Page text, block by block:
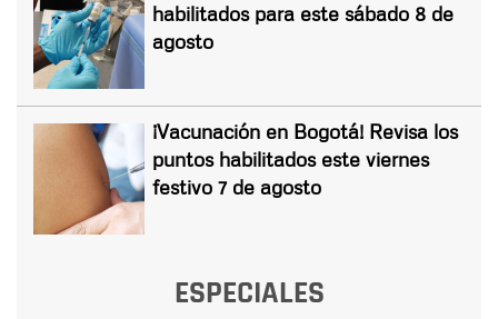
habilitados para este sábado 8 de
agosto
¡Vacunación en Bogotá! Revisa los
puntos habilitados este viernes
festivo 7 de agosto
ESPECIALES